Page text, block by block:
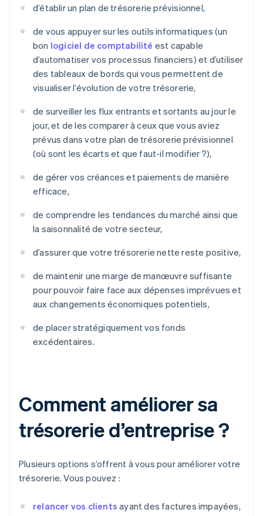
d’établir un plan de trésorerie prévisionnel,
de vous appuyer sur les outils informatiques (un
bon logiciel de comptabilité est capable
d’automatiser vos processus financiers) et d’utiliser
des tableaux de bords qui vous permettent de
visualiser l’évolution de votre trésorerie,
de surveiller les flux entrants et sortants au jour le
jour, et de les comparer à ceux que vous aviez
prévus dans votre plan de trésorerie prévisionnel
(où sont les écarts et que faut-il modifier ?),
de gérer vos créances et paiements de manière
efficace,
de comprendre les tendances du marché ainsi que
la saisonnalité de votre secteur,
d’assurer que votre trésorerie nette reste positive,
de maintenir une marge de manœuvre suffisante
pour pouvoir faire face aux dépenses imprévues et
aux changements économiques potentiels,
de placer stratégiquement vos fonds
excédentaires.
Comment améliorer sa
trésorerie d’entreprise ?
Plusieurs options s’offrent à vous pour améliorer votre
trésorerie. Vous pouvez :
relancer vos clients ayant des factures impayées,